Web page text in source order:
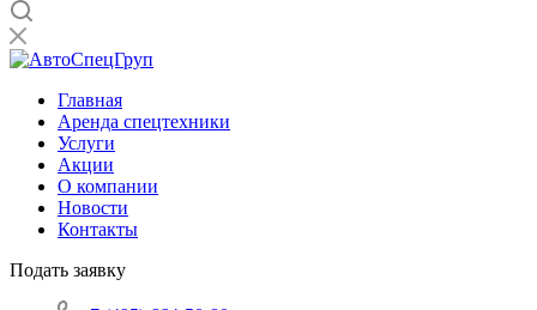
Главная
Аренда спецтехники
Услуги
Акции
О компании
Новости
Контакты
Подать заявку